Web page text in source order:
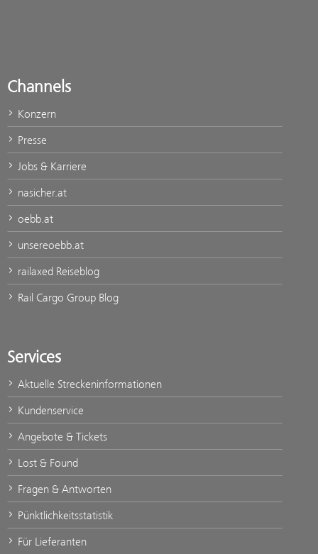
Channels
Konzern
Presse
Jobs & Karriere
nasicher.at
oebb.at
unsereoebb.at
railaxed Reiseblog
Rail Cargo Group Blog
Services
Aktuelle Streckeninformationen
Kundenservice
Angebote & Tickets
Lost & Found
Fragen & Antworten
Pünktlichkeitsstatistik
Für Lieferanten